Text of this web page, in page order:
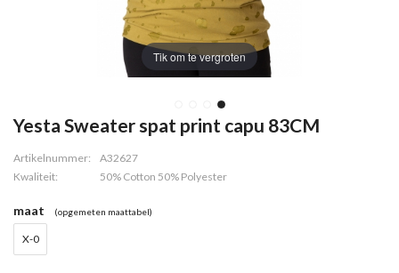
Tik om te vergroten
Yesta Sweater spat print capu 83CM
Artikelnummer:
A32627
Kwaliteit:
50% Cotton 50% Polyester
maat (opgemeten maattabel)
X-0